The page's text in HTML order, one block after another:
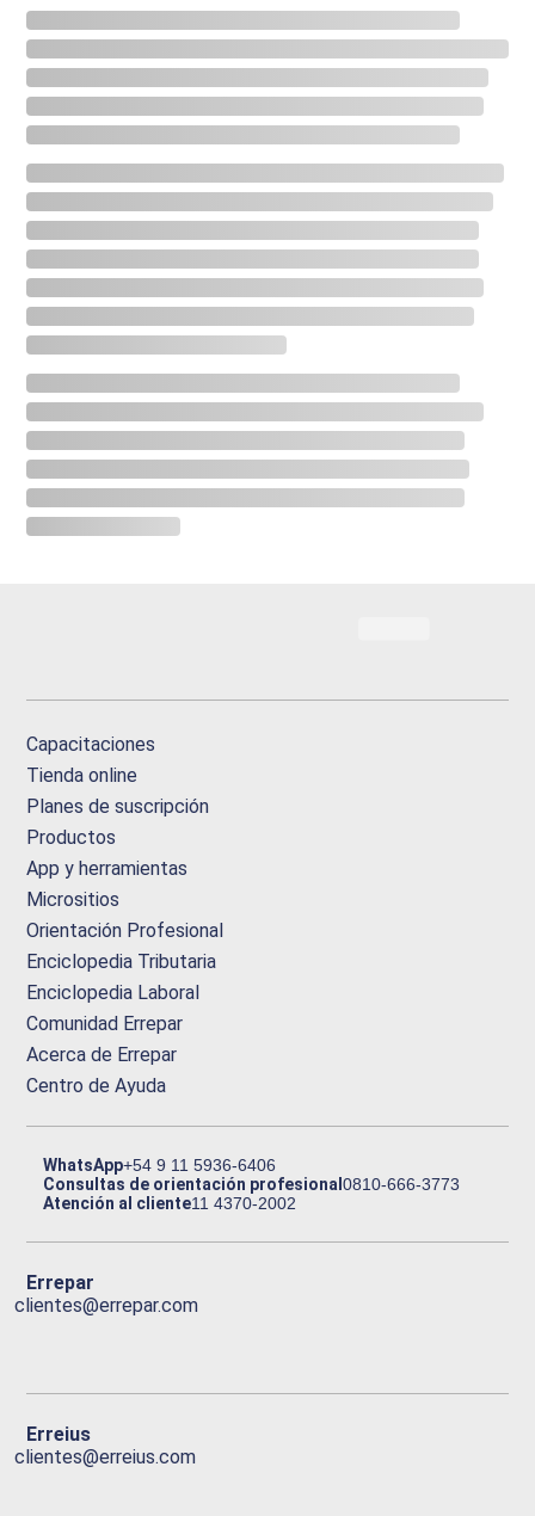
Capacitaciones
Tienda online
Planes de suscripción
Productos
App y herramientas
Micrositios
Orientación Profesional
Enciclopedia Tributaria
Enciclopedia Laboral
Comunidad Errepar
Acerca de Errepar
Centro de Ayuda
WhatsApp+54 9 11 5936-6406
Consultas de orientación profesional0810-666-3773
Atención al cliente11 4370-2002
Errepar
clientes@errepar.com
Erreius
clientes@erreius.com